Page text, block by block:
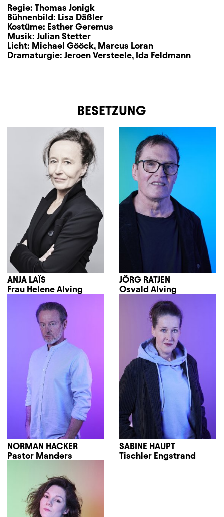
Regie: Thomas Jonigk
Bühnenbild: Lisa Däßler
Kostüme: Esther Geremus
Musik: Julian Stetter
Licht: Michael Gööck, Marcus Loran
Dramaturgie: Jeroen Versteele, Ida Feldmann
BESETZUNG
ANJA LAÏS
Frau Helene Alving
JÖRG RATJEN
Osvald Alving
NORMAN HACKER
Pastor Manders
SABINE HAUPT
Tischler Engstrand